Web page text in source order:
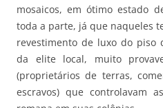
mosaicos, em ótimo estado
toda a parte, já que naqueles
revestimento de luxo do piso
da elite local, muito
(proprietários de terras,
escravos) que controlavam